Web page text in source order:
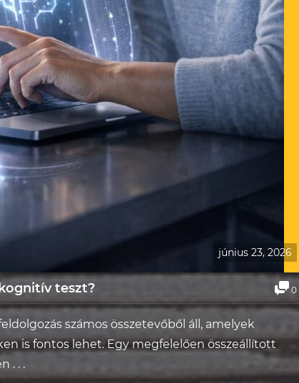
június 23, 2026
teszt? 0
számos összetevőből áll, amelyek
is fontos lehet. Egy megfelelően összeállított
. . .